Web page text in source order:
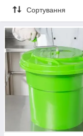
Сортування